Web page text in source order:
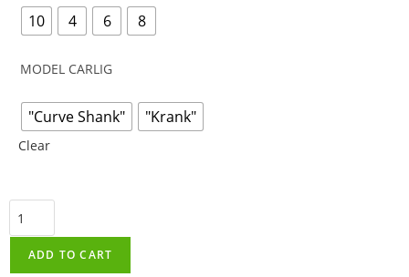
10 4 6 8
MODEL CARLIG
"Curve Shank" "Krank"
Clear
ADD TO CART